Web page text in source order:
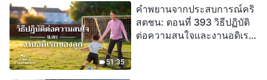
51:35
คำพยานจากประสบการณ์คริ
สตชน: ตอนที่ 393 วิธีปฏิบัติ
ต่อความสนใจและงานอดิเรก